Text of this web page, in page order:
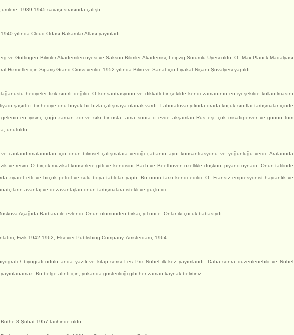
1939-1945 savaşı sırasında çalıştı.
yılında Cloud Odası Rakamlar Atlası yayınladı.
ve Göttingen Bilimler Akademileri üyesi ve Sakson Bilimler Akademisi, Leipzig Sorumlu Üyesi oldu. O, Max Planck Madalyası
Hizmetler için Sipariş Grand Cross verildi. 1952 yılında Bilim ve Sanat için Liyakat Nişanı Şövalyesi yapıldı.
hediyeler fizik sınırlı değildi. O konsantrasyonu ve dikkatli bir şekilde kendi zamanının en iyi şekilde kullanılmasını
şaşırtıcı bir hediye onu büyük bir hızla çalışmaya olanak vardı. Laboratuvar yılında orada küçük sınıflar tartışmalar içinde
en iyisini, çoğu zaman zor ve sıkı bir usta, ama sonra o evde akşamları Rus eşi, çok misafirperver ve günün tüm
unutuldu.
canlandırmalarından için onun bilimsel çalışmalara verdiği çabanın aynı konsantrasyonu ve yoğunluğu verdi. Aralarında
ve resim. O birçok müzikal konserlere gitti ve kendisini, Bach ve Beethoven özellikle düşkün, piyano oynadı. Onun tatilinde
ziyaret etti ve birçok petrol ve sulu boya tablolar yaptı. Bu onun tarzı kendi edildi. O, Fransız empresyonist hayranlık ve
avantaj ve dezavantajları onun tartışmalara istekli ve güçlü idi.
Aşağıda Barbara ile evlendi. Onun ölümünden birkaç yıl önce. Onlar iki çocuk babasıydı.
Fizik 1942-1962, Elsevier Publishing Company, Amsterdam, 1964
/ biyografi ödülü anda yazılı ve kitap serisi Les Prix Nobel ilk kez yayımlandı. Daha sonra düzenlenebilir ve Nobel
yayınlanamaz. Bu belge alıntı için, yukarıda gösterildiği gibi her zaman kaynak belirtiniz.
8 Şubat 1957 tarihinde öldü.